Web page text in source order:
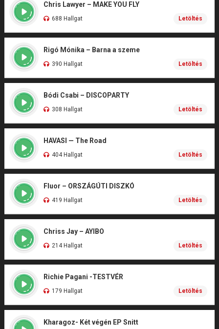
Chris Lawyer – MAKE YOU FLY
688 Hallgat Letöltés
Rigó Mónika – Barna a szeme
390 Hallgat Letöltés
Bódi Csabi – DISCOPARTY
308 Hallgat Letöltés
HAVASI — The Road
404 Hallgat Letöltés
Fluor – ORSZÁGÚTI DISZKÓ
419 Hallgat Letöltés
Chriss Jay – AYIBO
214 Hallgat Letöltés
Richie Pagani -TESTVÉR
179 Hallgat Letöltés
Kharagoz- Két végén EP Snitt